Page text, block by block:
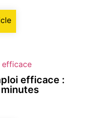
efficace :